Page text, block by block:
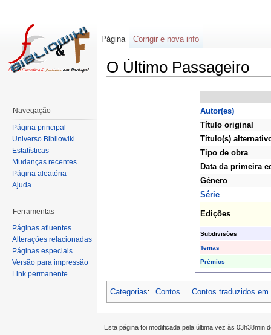
O Último Passageiro
Autor(es)
Título original
Título(s)
Tipo de obra
Data da primeira
Género
Série
Edições
Subdivisões
Temas
Prémios
Categorias: Contos Contos traduzidos em
Página Corrigir e nova info
Navegação
Página principal
Universo Bibliowiki
Estatísticas
Mudanças recentes
Página aleatória
Ajuda
Ferramentas
Páginas afluentes
Alterações relacionadas
Páginas especiais
Versão para impressão
Link permanente
Esta página foi modificada pela última vez às 03h38min